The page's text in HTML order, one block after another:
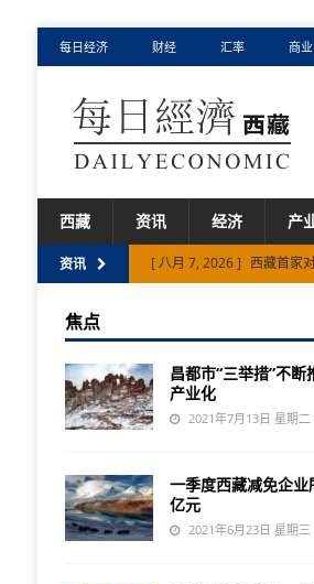
每日经济 财经 汇率 商业
西藏 资讯 经济 产
资讯 [ 八月 7, 2026 ] 西藏首家
[ 八月 7, 2026 ] 山南市抢
焦点
昌都市“三举措”不断
产业化
2021年7月13日 星期二
一季度西藏减免企业
亿元
2021年6月23日 星期三